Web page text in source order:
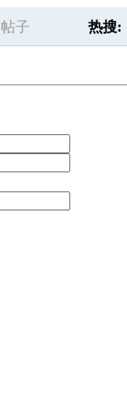
帖子
热搜:
后面